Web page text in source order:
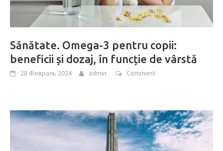
Sănătate. Omega-3 pentru copii:
beneficii și dozaj, în funcție de vârstă
28 Февраль 2024 admin Comment